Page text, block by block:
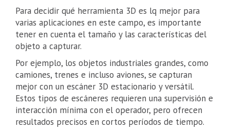
Para decidir qué herramienta 3D es lq mejor para
varias aplicaciones en este campo, es importante
tener en cuenta el tamaño y las características del
objeto a capturar.
Por ejemplo, los objetos industriales grandes, como
camiones, trenes e incluso aviones, se capturan
mejor con un escáner 3D estacionario y versátil.
Estos tipos de escáneres requieren una supervisión e
interacción mínima con el operador, pero ofrecen
resultados precisos en cortos períodos de tiempo.